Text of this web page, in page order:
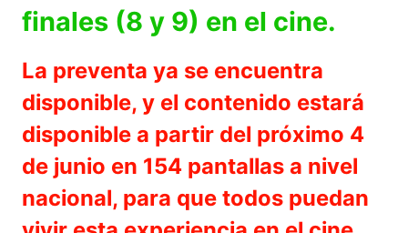
finales (8 y 9) en el cine.
La preventa ya se encuentra
disponible, y el contenido estará
disponible a partir del próximo 4
de junio en 154 pantallas a nivel
nacional, para que todos puedan